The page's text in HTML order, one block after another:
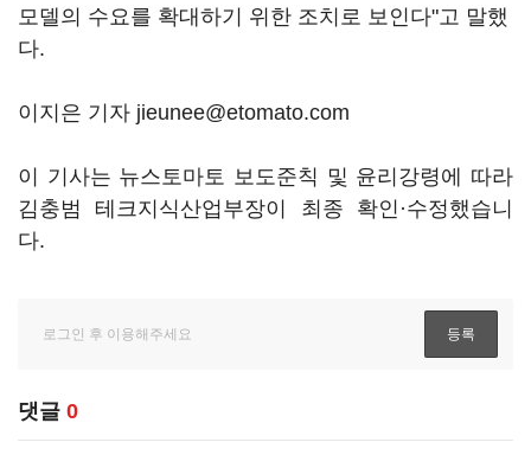
모델의 수요를 확대하기 위한 조치로 보인다"고 말했
다.
이지은 기자 jieunee@etomato.com
이 기사는 뉴스토마토 보도준칙 및 윤리강령에 따라
김충범 테크지식산업부장이 최종 확인·수정했습니
다.
댓글 0